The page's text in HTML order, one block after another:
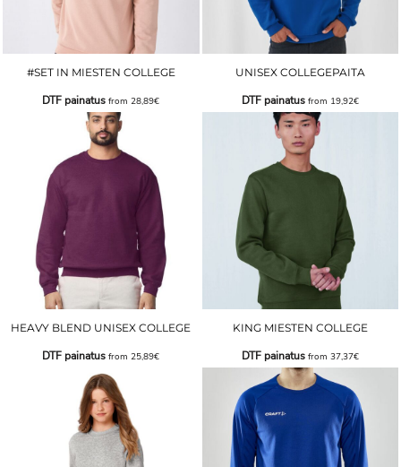
#SET IN MIESTEN COLLEGE
DTF painatus from 28,89€
UNISEX COLLEGEPAITA
DTF painatusfrom 19,92€
HEAVY BLEND UNISEX COLLEGE
DTF painatus from 25,89€
KING MIESTEN COLLEGE
DTF painatusfrom 37,37€